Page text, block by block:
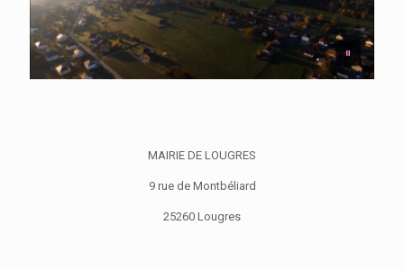
MAIRIE DE LOUGRES
9 rue de Montbéliard
25260 Lougres